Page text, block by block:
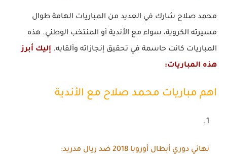
محمد صلاح شارك في العديد من المباريات الهامة طوال
مسيرته الكروية، سواء مع الأندية أو المنتخب الوطني. هذه
المباريات كانت حاسمة في تحقيق إنجازاته وألقابه. إليك أبرز
هذه المباريات:
اهم مباريات محمد صلاح مع الأندية
نهائي دوري أبطال أوروبا 2018 ضد ريال مدريد :